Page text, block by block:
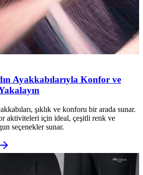
Ayakkabılarıyla Konfor ve
şıklık ve konforu bir arada sunar.
aktiviteleri için ideal, çeşitli renk ve
seçenekler sunar.